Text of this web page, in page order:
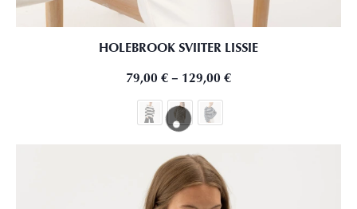
HOLEBROOK SVIITER LISSIE
79,00 €– 129,00 €